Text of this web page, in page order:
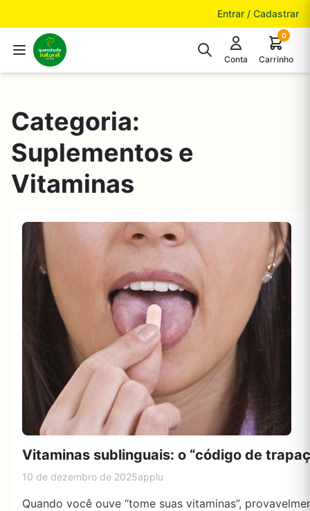
Entrar / Cadastrar
Conta
0
Carrinho
Categoria:
Suplementos e
Vitaminas
Vitaminas sublinguais: o “código de
10 de dezembro de 2025applu
Quando você ouve “tome suas vitaminas”,